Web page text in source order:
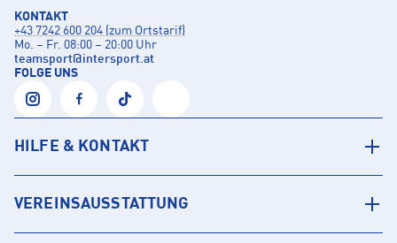
KONTAKT
+43 7242 600 204 (zum Ortstarif)
Mo. – Fr. 08:00 – 20:00 Uhr
teamsport@intersport.at
FOLGE UNS
HILFE & KONTAKT
VEREINSAUSSTATTUNG